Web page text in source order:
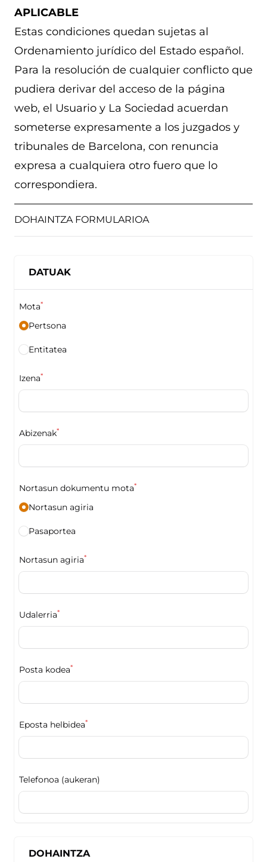
APLICABLE
Estas condiciones quedan sujetas al
Ordenamiento jurídico del Estado español.
Para la resolución de cualquier conflicto que
pudiera derivar del acceso de la página
web, el Usuario y La Sociedad acuerdan
someterse expresamente a los juzgados y
tribunales de Barcelona, con renuncia
expresa a cualquiera otro fuero que lo
correspondiera.
DOHAINTZA FORMULARIOA
DATUAK
Mota*
Pertsona
Entitatea
Izena*
Abizenak*
Nortasun dokumentu mota*
Nortasun agiria
Pasaportea
Nortasun agiria*
Udalerria*
Posta kodea*
Eposta helbidea*
Telefonoa (aukeran)
DOHAINTZA